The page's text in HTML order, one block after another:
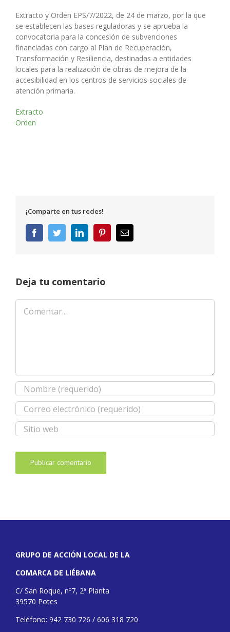
Extracto y Orden EPS/7/2022, de 24 de marzo, por la que
se establecen las bases reguladoras y se aprueba la
convocatoria para la concesión de subvenciones
financiadas con cargo al Plan de Recuperación,
Transformación y Resiliencia, destinadas a entidades
locales para la realización de obras de mejora de la
accesibilidad en los centros de servicios sociales de
atención primaria.
Extracto
Orden
¡Comparte en tus redes!
FacebookTwitterLinkedInPinterestCorreo
electrónico
Deja tu comentario
Comentar
GRUPO DE ACCIÓN LOCAL DE LA
COMARCA DE LIÉBANA
C/ San Roque, nº7, 2ª Planta
39570 Potes
Teléfono: 942 730 726 / 606 318 720